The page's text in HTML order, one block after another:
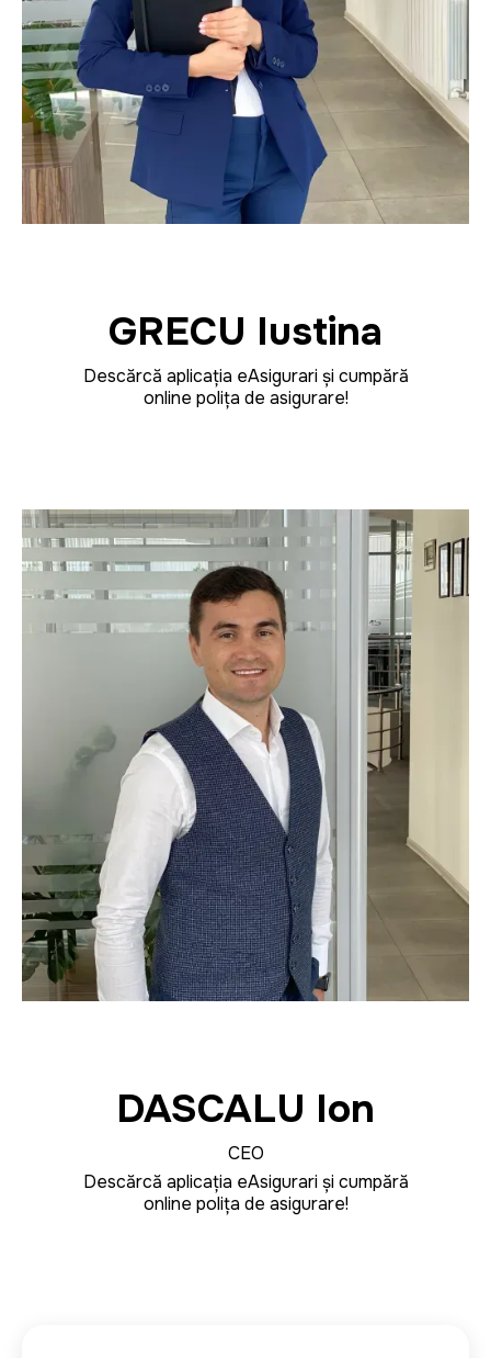
GRECU Iustina
Descărcă aplicația eAsigurari și cumpără
online polița de asigurare!
DASCALU Ion
CEO
Descărcă aplicația eAsigurari și cumpără
online polița de asigurare!